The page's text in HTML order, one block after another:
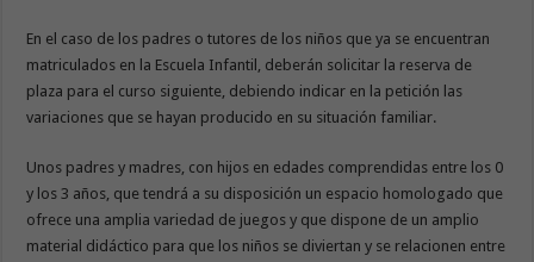
En el caso de los padres o tutores de los niños que ya se encuentran
matriculados en la Escuela Infantil, deberán solicitar la reserva de
plaza para el curso siguiente, debiendo indicar en la petición las
variaciones que se hayan producido en su situación familiar.
Unos padres y madres, con hijos en edades comprendidas entre los 0
y los 3 años, que tendrá a su disposición un espacio homologado que
ofrece una amplia variedad de juegos y que dispone de un amplio
material didáctico para que los niños se diviertan y se relacionen entre